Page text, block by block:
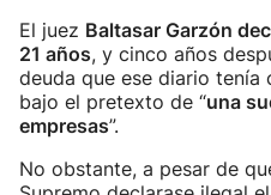
El juez Baltasar Garzón
21 años, y cinco años
deuda que ese diario tenía
bajo el pretexto de “una
empresas”.
No obstante, a pesar de